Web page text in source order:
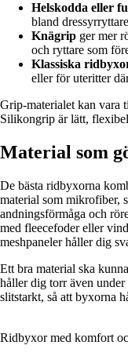
Helskodda eller
bland
Knägrip ger mer
och ryttare som
Klassiska
eller för uteritter
Grip-materialet kan vara
Silikongrip är lätt,
Material som
De bästa ridbyxorna
material som mikrofiber,
andningsförmåga och
med fleecefoder eller
meshpaneler håller dig
Ett bra material ska
håller dig torr även under
slitstarkt, så att byxorna
Ridbyxor med komfort